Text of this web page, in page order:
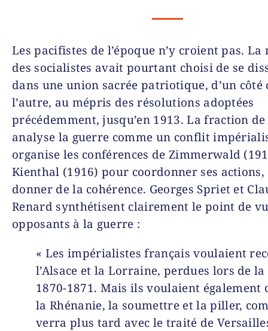
Les pacifistes de l’époque n’y croient pas.
des socialistes avait pourtant choisi de se
dans une union sacrée patriotique, d’un côté
l’autre, au mépris des résolutions adoptées
précédemment, jusqu’en 1913. La fraction de
analyse la guerre comme un conflit
organise les conférences de Zimmerwald
Kienthal (1916) pour coordon­ner ses
donner de la cohérence. Georges Spriet et
Renard synthétisent clairement le point de
opposants à la guerre :
« Les impérialistes français voulaient
l’Alsace et la Lorraine, perdues lors de
1870-1871. Mais ils voulaient également
la Rhénanie, la soumettre et la piller,
verra plus tard avec le traité de